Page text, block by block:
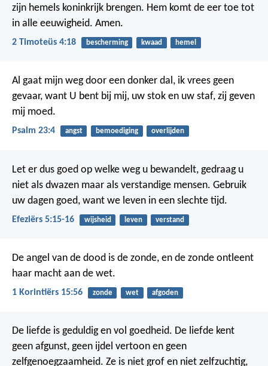
zijn hemels koninkrijk brengen. Hem komt de eer toe tot
in alle eeuwigheid. Amen.
2 Timoteüs 4:18 bescherming kwaad hemel
Al gaat mijn wegdoor een donker dal, ik vrees geen
gevaar, want U bent bij mij, uw stok en uw staf, zij geven
mij moed.
Psalm 23:4 angst bemoediging overlijden
Let er dus goed op welke weg u bewandelt, gedraag u
niet als dwazen maar als verstandige mensen. Gebruik
uw dagen goed, want we leven in een slechte tijd.
Efeziërs 5:15-16 wijsheid leven verstand
De angel van de dood is de zonde, en de zonde ontleent
haar macht aan de wet.
1 Korintiërs 15:56 zonde wet afgoden
De liefde is geduldig en vol goedheid. De liefde kent
geen afgunst, geen ijdel vertoon en geen
zelfgenoegzaamheid. Ze is niet grof en niet zelfzuchtig,